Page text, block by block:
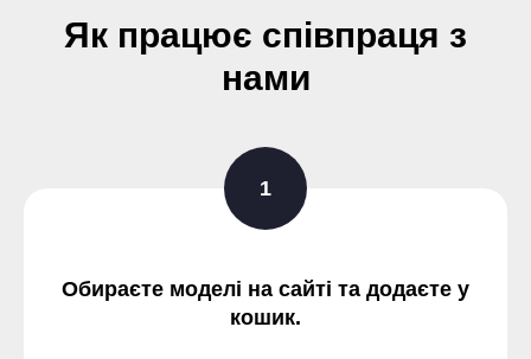
Як працює співпраця з
нами
Обираєте моделі на сайті та додаєте у
кошик.